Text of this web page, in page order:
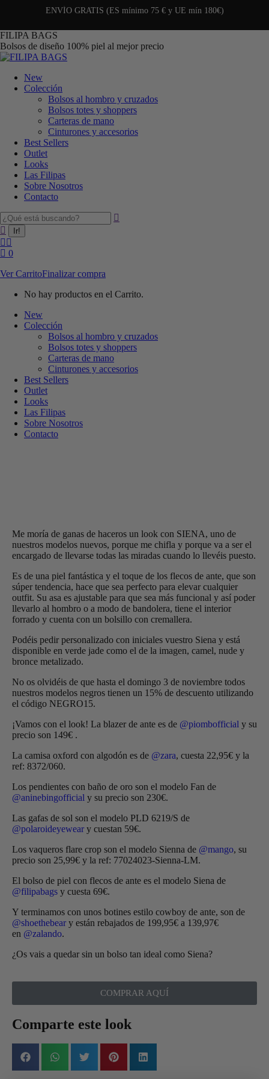
ENVÍO GRATIS (ES mínimo 75 € y UE mín 180€)
FILIPA BAGS
Bolsos de diseño 100% piel al mejor precio
New
Colección
Bolsos al hombro y cruzados
Bolsos totes y shoppers
Carteras de mano
Cinturones y accesorios
Best Sellers
Outlet
Looks
Las Filipas
Sobre Nosotros
Contacto
0
Ver CarritoFinalizar compra
No hay productos en el Carrito.
New
Colección
Bolsos al hombro y cruzados
Bolsos totes y shoppers
Carteras de mano
Cinturones y accesorios
Best Sellers
Outlet
Looks
Las Filipas
Sobre Nosotros
Contacto
Me moría de ganas de haceros un look con SIENA, uno de
nuestros modelos nuevos, porque me chifla y porque va a ser el
encargado de llevarse todas las miradas cuando lo llevéis puesto.
Es de una piel fantástica y el toque de los flecos de ante, que son
súper tendencia, hace que sea perfecto para elevar cualquier
outfit. Su asa es ajustable para que sea más funcional y así poder
llevarlo al hombro o a modo de bandolera, tiene el interior
forrado y cuenta con un bolsillo con cremallera.
Podéis pedir personalizado con iniciales vuestro Siena y está
disponible en verde jade como el de la imagen, camel, nude y
bronce metalizado.
No os olvidéis de que hasta el domingo 3 de noviembre todos
nuestros modelos negros tienen un 15% de descuento utilizando
el código NEGRO15.
¡Vamos con el look! La blazer de ante es de @piombofficial y su
precio son 149€ .
La camisa oxford con algodón es de @zara, cuesta 22,95€ y la
ref: 8372/060.
Los pendientes con baño de oro son el modelo Fan de
@aninebingofficial y su precio son 230€.
Las gafas de sol son el modelo PLD 6219/S de
@polaroideyewear y cuestan 59€.
Los vaqueros flare crop son el modelo Sienna de @mango, su
precio son 25,99€ y la ref: 77024023-Sienna-LM.
El bolso de piel con flecos de ante es el modelo Siena de
@filipabags y cuesta 69€.
Y terminamos con unos botines estilo cowboy de ante, son de
@shoethebear y están rebajados de 199,95€ a 139,97€
en @zalando.
¿Os vais a quedar sin un bolso tan ideal como Siena?
COMPRAR AQUÍ
Comparte este look